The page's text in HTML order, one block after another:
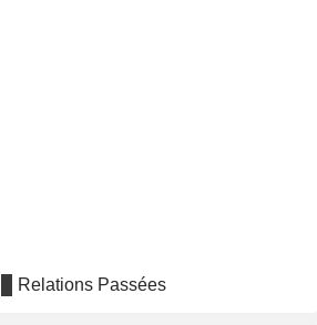
Relations Passées